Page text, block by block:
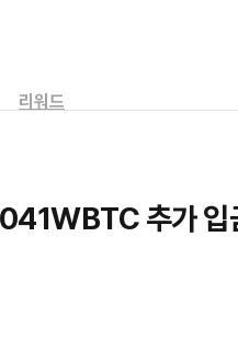
리워드
추가 입